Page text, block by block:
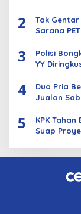
2
Tak
Sarana
3
Polisi
YY
4
Dua Pria
Jualan
5
KPK
Suap